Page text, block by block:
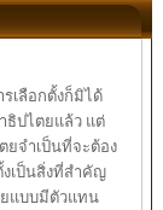
รเลือกตั้งก็มิได้
ธิปไตยแล้ว แต่
ยจำเป็นที่จะต้อง
เป็นสิ่งที่สำคัญ
แบบมีตัวแทน